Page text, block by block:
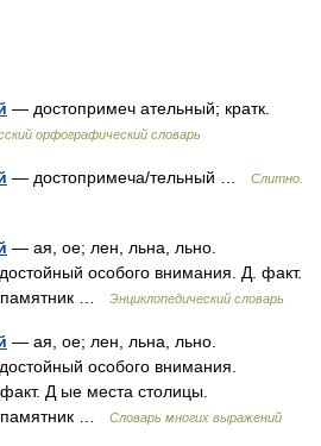
— достопримеч ательный; кратк.
орфографический словарь
— достопримеча/тельный …
Слитно.
— ая, ое; лен, льна, льно.
особого внимания. Д. факт.
памятник …
Энциклопедический словарь
— ая, ое; лен, льна, льно.
особого внимания.
Д ые места столицы.
памятник …
Словарь многих выражений